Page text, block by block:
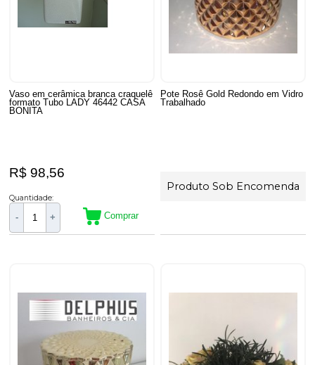
Vaso em cerâmica branca craquelê
formato Tubo LADY 46442 CASA
BONITA
R$ 98,56
Quantidade:
- + Comprar
Pote Rosê Gold Redondo em Vidro
Trabalhado
Produto Sob Encomenda